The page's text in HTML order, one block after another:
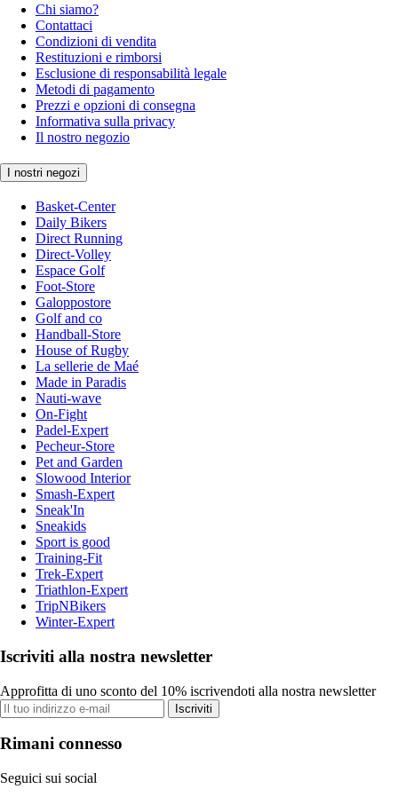
Chi siamo?
Contattaci
Condizioni di vendita
Restituzioni e rimborsi
Esclusione di responsabilità legale
Metodi di pagamento
Prezzi e opzioni di consegna
Informativa sulla privacy
Il nostro negozio
I nostri negozi
Basket-Center
Daily Bikers
Direct Running
Direct-Volley
Espace Golf
Foot-Store
Galoppostore
Golf and co
Handball-Store
House of Rugby
La sellerie de Maé
Made in Paradis
Nauti-wave
On-Fight
Padel-Expert
Pecheur-Store
Pet and Garden
Slowood Interior
Smash-Expert
Sneak'In
Sneakids
Sport is good
Training-Fit
Trek-Expert
Triathlon-Expert
TripNBikers
Winter-Expert
Iscriviti alla nostra newsletter
Approfitta di uno sconto del 10% iscrivendoti alla nostra newsletter
Iscriviti
Rimani connesso
Seguici sui social